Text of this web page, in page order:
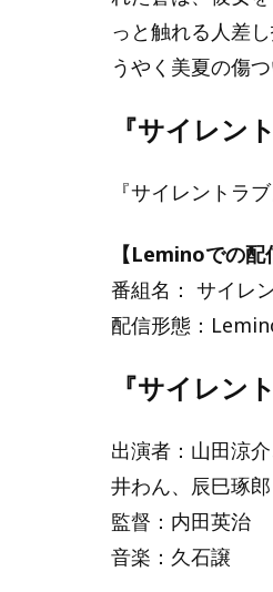
っと触れる人差
うやく美夏の傷
『サイレン
『サイレントラ
【Leminoでの配
番組名： サイレ
配信形態：
『サイレン
出演者：山田涼
井わん、辰巳琢郎
監督：内田英治
音楽：久石譲